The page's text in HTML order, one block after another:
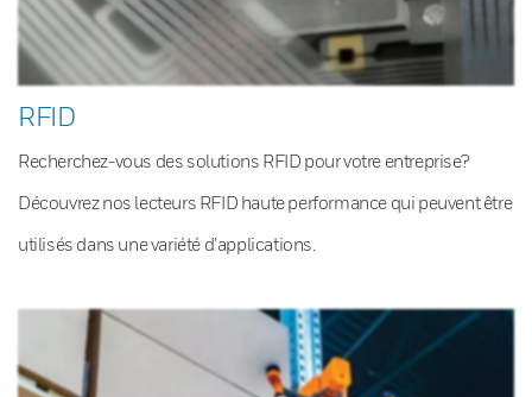
RFID
Recherchez-vous des solutions RFID pour votre entreprise?
Découvrez nos lecteurs RFID haute performance qui peuvent être
utilisés dans une variété d’applications.